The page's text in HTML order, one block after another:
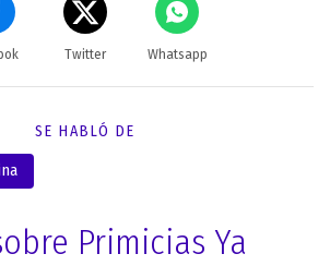
Twitter Whatsapp
SE HABLÓ DE
Primicias Ya